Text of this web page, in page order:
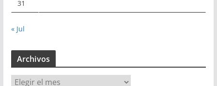
31
« Jul
Archivos